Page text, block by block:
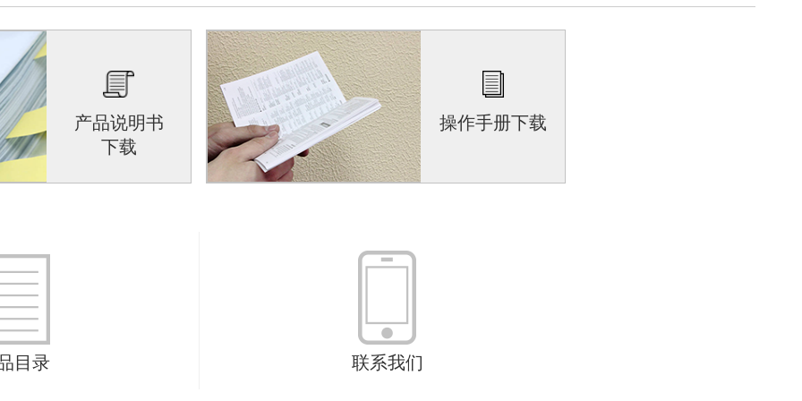
产品说明书
下载
操作手册下载
目录 联系我们